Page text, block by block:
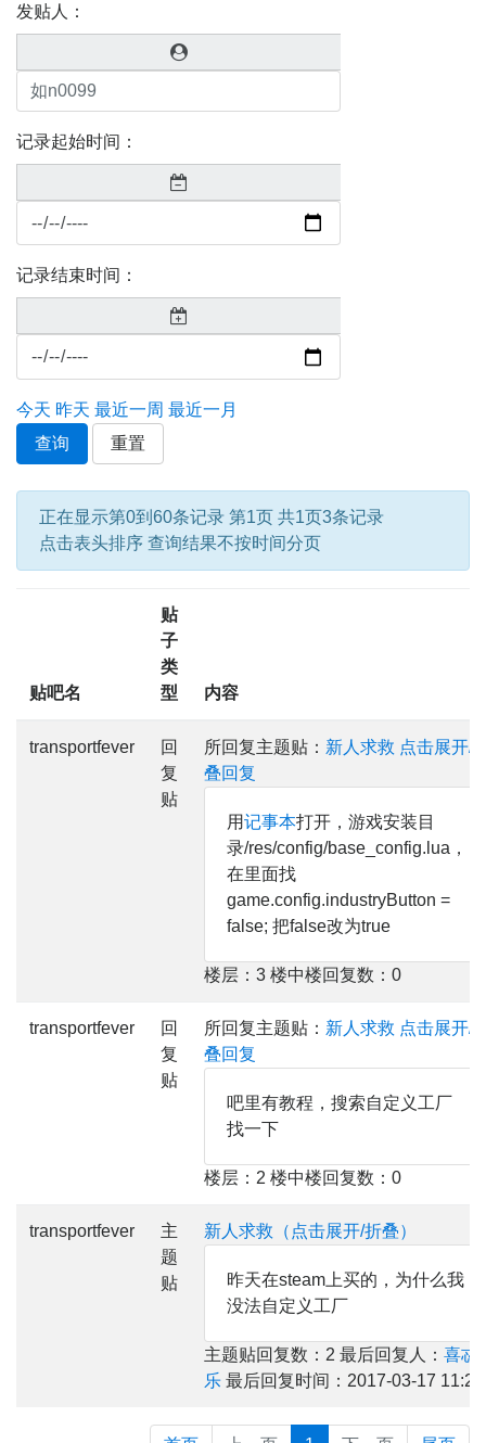
发贴人：
记录起始时间：
记录结束时间：
今天 昨天 最近一周 最近一月
查询
重置
正在显示第0到60条记录 第1页 共1页3条记录
点击表头排序 查询结果不按时间分页
贴吧名
贴
子
类
型
内容
transportfever
回
复
贴
所回复主题贴： 新人求救 点击展开/
叠回复
用记事本打开，游戏安装目
录/res/config/base_config.lua，
在里面找
game.config.industryButton =
false; 把false改为true
楼层：3 楼中楼回复数：0
transportfever
回
复
贴
所回复主题贴： 新人求救 点击展开/
叠回复
吧里有教程，搜索自定义工厂
找一下
楼层：2 楼中楼回复数：0
transportfever
主
题
贴
新人求救（点击展开/折叠）
昨天在steam上买的，为什么我
没法自定义工厂
主题贴回复数：2 最后回复人： 喜忒
乐 最后回复时间：2017-03-17 11:25